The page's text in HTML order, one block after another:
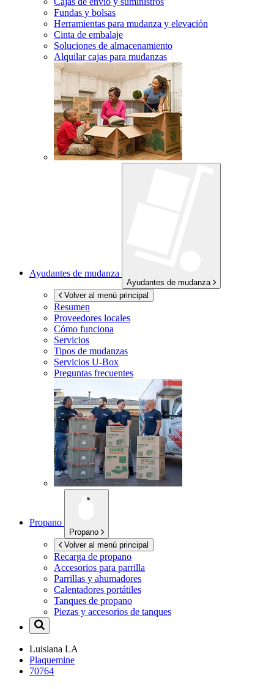
Fundas y bolsas
Herramientas para mudanza y elevación
Cinta de embalaje
Soluciones de almacenamiento
Alquilar cajas para mudanzas
Ayudantes de mudanza
Ayudantes de mudanza
Volver al menú principal
Resumen
Proveedores locales
Cómo funciona
Servicios
Tipos de mudanzas
Servicios U-Box
Preguntas frecuentes
Propano
Propano
Volver al menú principal
Recarga de propano
Accesorios para parrilla
Parrillas y ahumadores
Calentadores portátiles
Tanques de propano
Piezas y accesorios de tanques
Luisiana LA
Plaquemine
70764